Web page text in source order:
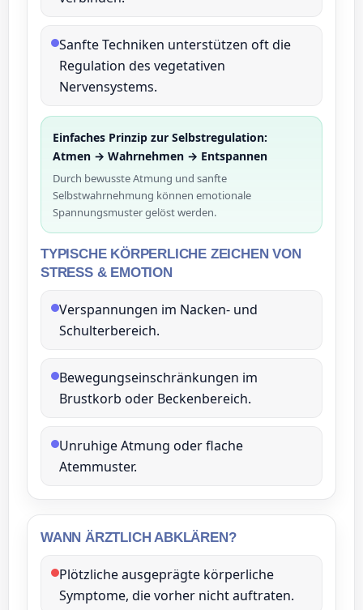
Sanfte Techniken unterstützen oft die
Regulation des vegetativen
Nervensystems.
Einfaches Prinzip zur Selbstregulation:
Atmen → Wahrnehmen → Entspannen
Durch bewusste Atmung und sanfte
Selbstwahrnehmung können emotionale
Spannungsmuster gelöst werden.
TYPISCHE KÖRPERLICHE ZEICHEN VON
STRESS & EMOTION
Verspannungen im Nacken‑ und
Schulterbereich.
Bewegungseinschränkungen im
Brustkorb oder Beckenbereich.
Unruhige Atmung oder flache
Atemmuster.
WANN ÄRZTLICH ABKLÄREN?
Plötzliche ausgeprägte körperliche
Symptome, die vorher nicht auftraten.